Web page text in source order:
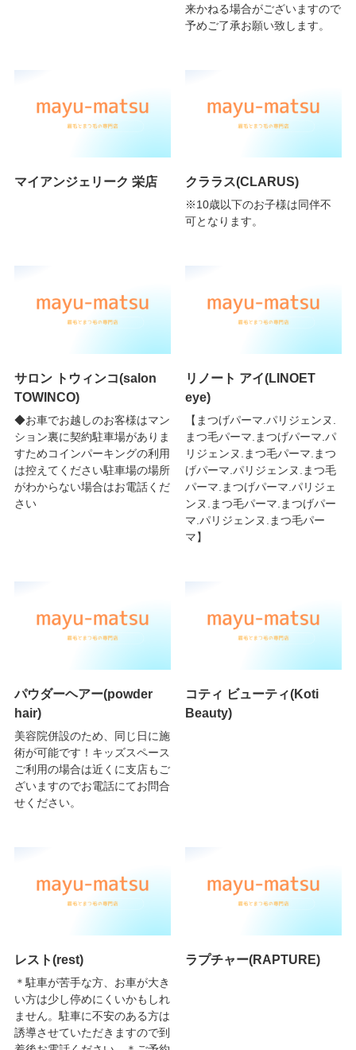
来かねる場合がございますので
予めご了承お願い致します。
マイアンジェリーク 栄店 クララス(CLARUS)
※10歳以下のお子様は同伴不
可となります。
サロン トウィンコ(salon
TOWINCO)
◆お車でお越しのお客様はマン
ション裏に契約駐車場がありま
すためコインパーキングの利用
は控えてください駐車場の場所
がわからない場合はお電話くだ
さい
リノート アイ(LINOET
eye)
【まつげパーマ.パリジェンヌ.
まつ毛パーマ.まつげパーマ.パ
リジェンヌ.まつ毛パーマ.まつ
げパーマ.パリジェンヌ.まつ毛
パーマ.まつげパーマ.パリジェ
ンヌ.まつ毛パーマ.まつげパー
マ.パリジェンヌ.まつ毛パー
マ】
パウダーヘアー(powder
hair)
美容院併設のため、同じ日に施
術が可能です！キッズスペース
ご利用の場合は近くに支店もご
ざいますのでお電話にてお問合
せください。
コティ ビューティ(Koti
Beauty)
レスト(rest)
＊駐車が苦手な方、お車が大き
い方は少し停めにくいかもしれ
ません。駐車に不安のある方は
誘導させていただきますので到
ラプチャー(RAPTURE)